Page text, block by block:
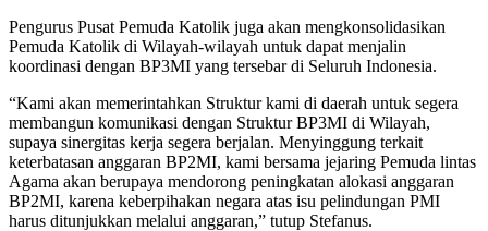
Pengurus Pusat Pemuda Katolik juga akan mengkonsolidasikan
Pemuda Katolik di Wilayah-wilayah untuk dapat menjalin
koordinasi dengan BP3MI yang tersebar di Seluruh Indonesia.
“Kami akan memerintahkan Struktur kami di daerah untuk segera
membangun komunikasi dengan Struktur BP3MI di Wilayah,
supaya sinergitas kerja segera berjalan. Menyinggung terkait
keterbatasan anggaran BP2MI, kami bersama jejaring Pemuda lintas
Agama akan berupaya mendorong peningkatan alokasi anggaran
BP2MI, karena keberpihakan negara atas isu pelindungan PMI
harus ditunjukkan melalui anggaran,” tutup Stefanus.